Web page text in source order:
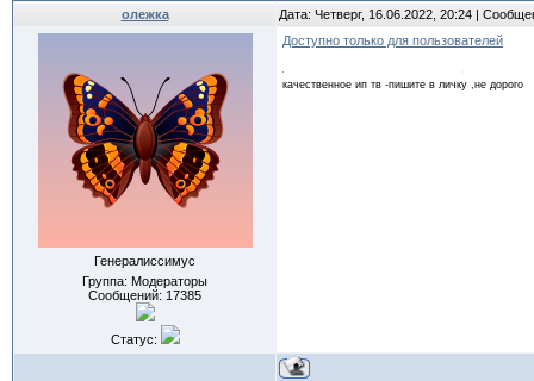
олежка Дата: Четверг, 16.06.2022, 20:24 |
Генералиссимус
Группа: Модераторы
Сообщений: 17385
Статус:
Доступно только для пользователей
качественное ип тв -пишите в личку ,не дорого